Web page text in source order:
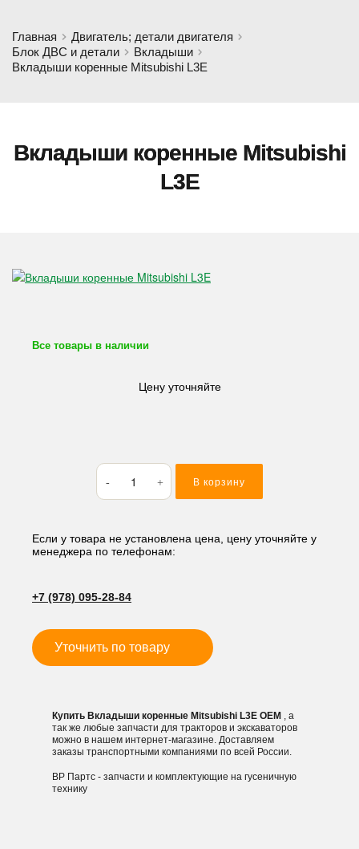
Главная
Двигатель; детали двигателя
Блок ДВС и детали
Вкладыши
Вкладыши коренные Mitsubishi L3E
Вкладыши коренные Mitsubishi
L3E
Все товары в наличии
Цену уточняйте
Количество
товара
Вкладыши
Mitsubishi
L3E
В корзину
Если у товара не установлена цена, цену уточняйте у
менеджера по телефонам:
+7 (978) 095-28-84
Уточнить по товару
Купить Вкладыши коренные Mitsubishi L3E OEM , а
так же любые запчасти для тракторов и экскаваторов
можно в нашем интернет-магазине. Доставляем
заказы транспортными компаниями по всей России.
ВР Партс - запчасти и комплектующие на гусеничную
технику